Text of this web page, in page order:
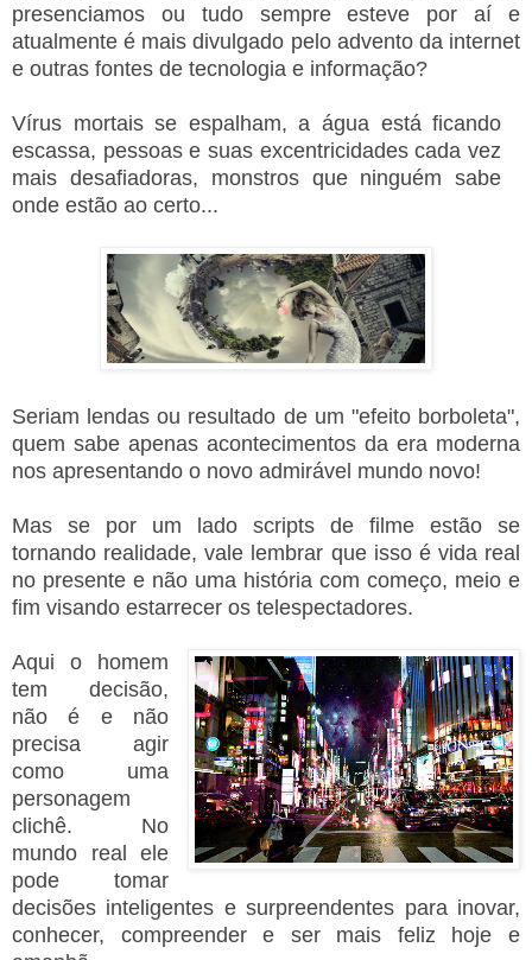
presenciamos ou tudo sempre esteve por aí e
atualmente é mais divulgado pelo advento da internet
e outras fontes de tecnologia e informação?
Vírus mortais se espalham, a água está ficando
escassa, pessoas e suas excentricidades cada vez
mais desafiadoras, monstros que ninguém sabe
onde estão ao certo...
Seriam lendas ou resultado de um "efeito borboleta",
quem sabe apenas acontecimentos da era moderna
nos apresentando o novo admirável mundo novo!
Mas se por um lado scripts de filme estão se
tornando realidade, vale lembrar que isso é vida real
no presente e não uma história com começo, meio e
fim visando estarrecer os telespectadores.
Aqui o homem
tem decisão,
não é e não
precisa agir
como uma
personagem
clichê. No
mundo real ele
pode tomar
decisões inteligentes e surpreendentes para inovar,
conhecer, compreender e ser mais feliz hoje e